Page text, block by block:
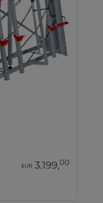
EUR 3.199,00